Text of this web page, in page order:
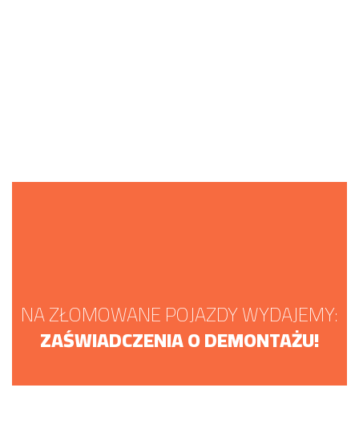
NA ZŁOMOWANE POJAZDY WYDAJEMY:
ZAŚWIADCZENIA O DEMONTAŻU!